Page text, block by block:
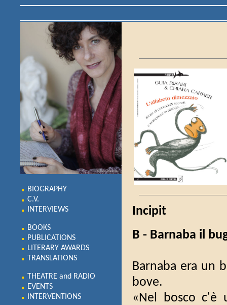
BIOGRAPHY
C.V.
INTERVIEWS
BOOKS
PUBLICATIONS
LITERARY AWARDS
TRANSLATIONS
THEATRE and RADIO
EVENTS
INTERVENTIONS
Incipit
B - Barnaba il
Barnaba era un
bove.
«Nel bosco c'è